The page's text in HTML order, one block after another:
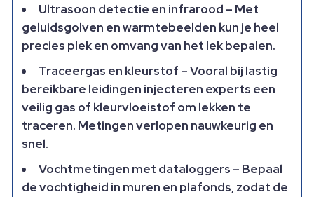
Ultrasoon detectie en infrarood – Met
geluidsgolven en warmtebeelden kun je heel
precies plek en omvang van het lek bepalen.
Traceergas en kleurstof – Vooral bij lastig
bereikbare leidingen injecteren experts een
veilig gas of kleurvloeistof om lekken te
traceren. Metingen verlopen nauwkeurig en
snel.
Vochtmetingen met dataloggers – Bepaal
de vochtigheid in muren en plafonds, zodat de